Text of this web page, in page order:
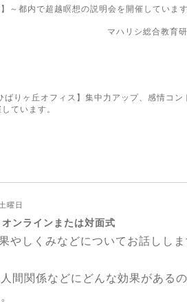
～都内で超越瞑想の説明会を開催していま
マハリシ総合教育
りヶ丘オフィス】集中力アップ、感情コ
ています。
曜日
ンラインまたは対面式
やしくみなどについてお話しし
間関係などにどんな効果がある